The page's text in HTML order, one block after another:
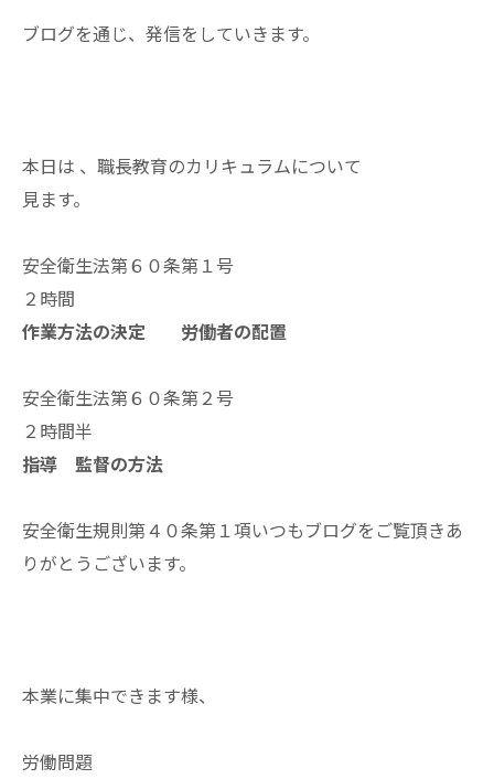
ブログを通じ、発信をしていきます。
本日は 、職長教育のカリキュラムについて
見ます。
安全衛生法第６０条第１号
２時間
作業方法の決定 労働者の配置
安全衛生法第６０条第２号
２時間半
指導 監督の方法
安全衛生規則第４０条第１項いつもブログをご覧頂きあ
りがとうございます。
本業に集中できます様、
労働問題